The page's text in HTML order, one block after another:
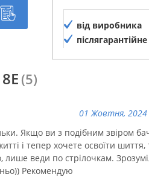
від виробника
післягарантійне
(5)
01 Жовтня, 2024
Якщо ви з подібним звіром
і тепер хочете освоїти
лише веди по стрілочкам.
Рекомендую